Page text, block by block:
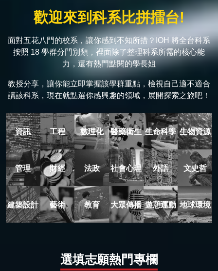
歡迎來到科系比拼擂台!
面對五花八門的校系，讓你感到不知所措？IOH 將全台科系
按照 18 學群分門別類，裡面除了整理科系所需的核心能
力，還有熱門點閱的學長姐
教授分享，讓你能立即掌握該學群重點，檢視自己適不適合
讀該科系，現在就點選你感興趣的領域，展開探索之旅吧！
資訊 工程 數理化 醫藥衛生 生命科學 生物資源
管理 財經 法政 社會心理 外語 文史哲
建築設計 藝術 教育 大眾傳播 遊憩運動 地球環境
選填志願熱門專欄